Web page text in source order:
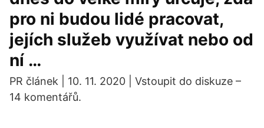
pro ni budou lidé pracovat,
jejích služeb využívat nebo od
ní …
PR článek | 10. 11. 2020 | Vstoupit do diskuze –
14 komentářů.